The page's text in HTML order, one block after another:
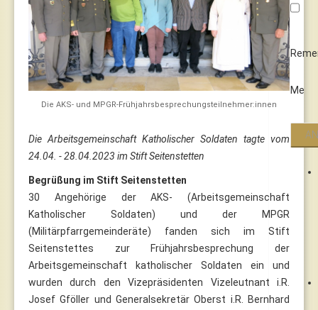
Me
Die AKS- und MPGR-Frühjahrsbesprechungsteilnehmer:innen
Die Arbeitsgemeinschaft Katholischer Soldaten tagte vom
24.04. - 28.04.2023 im Stift Seitenstetten
Begrüßung im Stift Seitenstetten
30 Angehörige der AKS- (Arbeitsgemeinschaft
Katholischer Soldaten) und der MPGR
(Militärpfarrgemeinderäte) fanden sich im Stift
Seitenstettes zur Frühjahrsbesprechung der
Arbeitsgemeinschaft katholischer Soldaten ein und
wurden durch den Vizepräsidenten Vizeleutnant i.R.
Josef Gföller und Generalsekretär Oberst i.R. Bernhard